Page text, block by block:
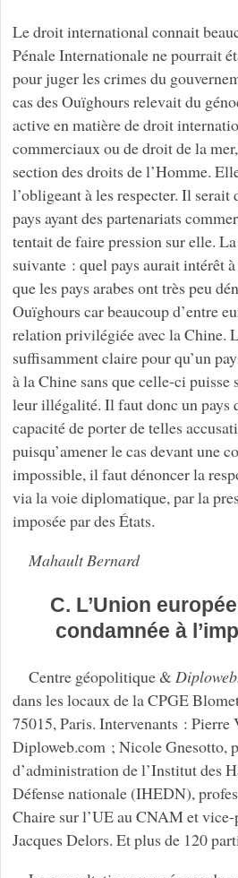
Le droit international connait
Pénale Internationale ne pourrait
pour juger les crimes du
cas des Ouïghours relevait du
active en matière de droit
commerciaux ou de droit de la
section des droits de l’Homme.
l’obligeant à les respecter. Il serait
pays ayant des partenariats
tentait de faire pression sur elle.
suivante : quel pays aurait intérêt
que les pays arabes ont très peu
Ouïghours car beaucoup d’entre
relation privilégiée avec la Chine.
suffisamment claire pour qu’un
à la Chine sans que celle-ci puisse
leur illégalité. Il faut donc un pays
capacité de porter de telles
puisqu’amener le cas devant une
impossible, il faut dénoncer la
via la voie diplomatique, par la
imposée par des États.
Mahault Bernard
C. L’Union
condamnée à
Centre géopolitique &
dans les locaux de la CPGE
75015, Paris. Intervenants : Pierre
Diploweb.com ; Nicole Gnesotto,
d’administration de l’Institut des
Défense nationale (IHEDN),
Chaire sur l’UE au CNAM et
Jacques Delors. Et plus de 120